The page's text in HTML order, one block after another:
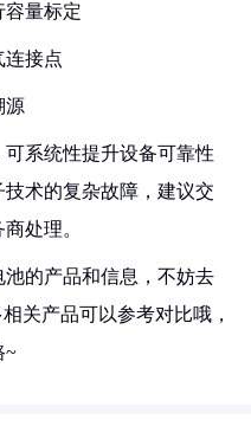
容量标定
连接点
源
系统性提升设备可靠性
术的复杂故障，建议交
处理。
的产品和信息，不妨去
关产品可以参考对比哦，
~